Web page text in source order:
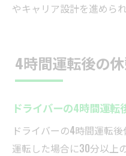
やキャリア設計を進められ
4時間運転後の
ドライバーの4時間運
ドライバーの4時間運転
運転した場合に30分以上